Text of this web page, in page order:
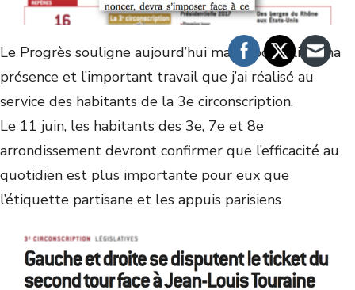
Le Progrès souligne aujourd’hui ma disponibilité, ma
présence et l’important travail que j’ai réalisé au
service des habitants de la 3e circonscription.
Le 11 juin, les habitants des 3e, 7e et 8e
arrondissement devront confirmer que l’efficacité au
quotidien est plus importante pour eux que
l’étiquette partisane et les appuis parisiens